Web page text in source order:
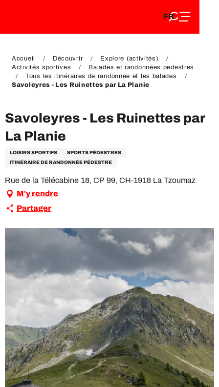
DE
FR
EN
Accueil Découvrir
Explore (activités)
Activités sportives
Balades et randonnées pedestres
Tous les itinéraires de randonnée et les balades
Savoleyres - Les Ruinettes par La Planie
Savoleyres - Les Ruinettes par
La Planie
LOISIRS SPORTIFS
SPORTS PÉDESTRES
ITINÉRAIRE DE RANDONNÉE PÉDESTRE
Rue de la Télécabine 18, CP 99, CH-1918 La Tzoumaz
M'y rendre
Partager